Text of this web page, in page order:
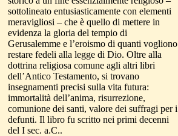
sottolineato entusiasticamente con elementi
meravigliosi – che è quello di mettere in
evidenza la gloria del tempio di
Gerusalemme e l’eroismo di quanti vogliono
restare fedeli alla legge di Dio. Oltre alla
dottrina religiosa comune agli altri libri
dell’Antico Testamento, si trovano
insegnamenti precisi sulla vita futura:
immortalità dell’anima, risurrezione,
comunione dei santi, valore dei suffragi per i
defunti. Il libro fu scritto nei primi decenni
del I sec. a.C..